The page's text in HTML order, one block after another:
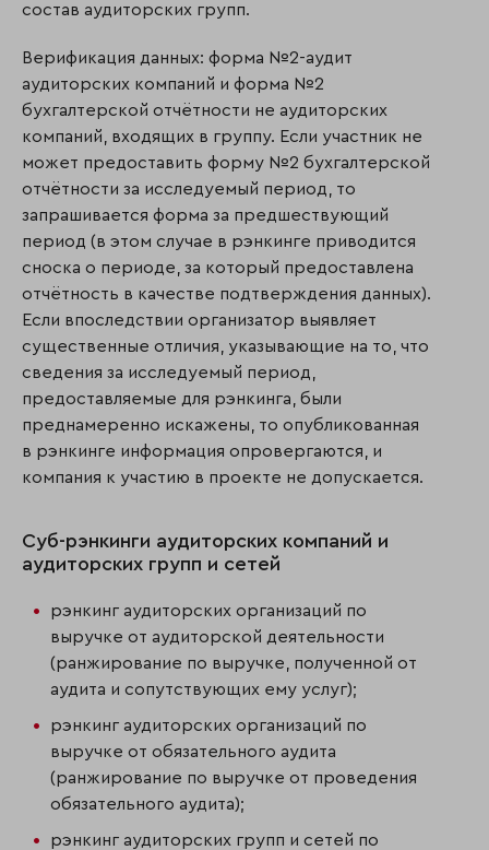
состав аудиторских групп.
Верификация данных: форма №2-аудит
аудиторских компаний и форма №2
бухгалтерской отчётности не аудиторских
компаний, входящих в группу. Если участник не
может предоставить форму №2 бухгалтерской
отчётности за исследуемый период, то
запрашивается форма за предшествующий
период (в этом случае в рэнкинге приводится
сноска о периоде, за который предоставлена
отчётность в качестве подтверждения данных).
Если впоследствии организатор выявляет
существенные отличия, указывающие на то, что
сведения за исследуемый период,
предоставляемые для рэнкинга, были
преднамеренно искажены, то опубликованная
в рэнкинге информация опровергаются, и
компания к участию в проекте не допускается.
Суб-рэнкинги аудиторских компаний и
аудиторских групп и сетей
рэнкинг аудиторских организаций по
выручке от аудиторской деятельности
(ранжирование по выручке, полученной от
аудита и сопутствующих ему услуг);
рэнкинг аудиторских организаций по
выручке от обязательного аудита
(ранжирование по выручке от проведения
обязательного аудита);
рэнкинг аудиторских групп и сетей по